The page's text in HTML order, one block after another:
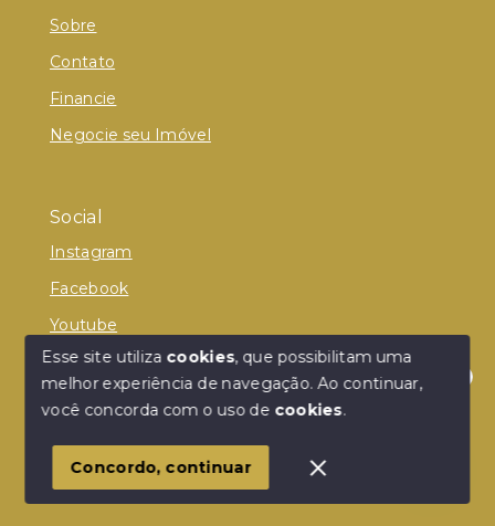
Olá! Estamos disponíveis para te ajudar.
Sobre
Contato
Financie
Negocie seu Imóvel
Social
Instagram
Facebook
Youtube
© Copyright 2026 - Donelle Imóveis - Todos os
SITE PARA IMOBILIARIA
Esse site utiliza cookies, que possibilitam uma
melhor experiência de navegação.Ao continuar,
você concorda com o uso de cookies.
Concordo, continuar